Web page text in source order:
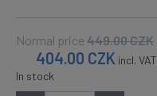
Normal price 449.00CZK
404.00 CZK incl. VAT
In stock